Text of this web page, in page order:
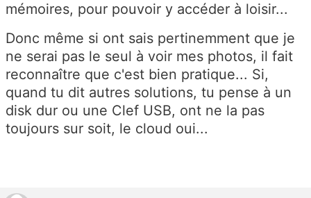
mémoires, pour pouvoir y accéder à loisir...
Donc même si ont sais pertinemment que je
ne serai pas le seul à voir mes photos, il fait
reconnaître que c'est bien pratique... Si,
quand tu dit autres solutions, tu pense à un
disk dur ou une Clef USB, ont ne la pas
toujours sur soit, le cloud oui...